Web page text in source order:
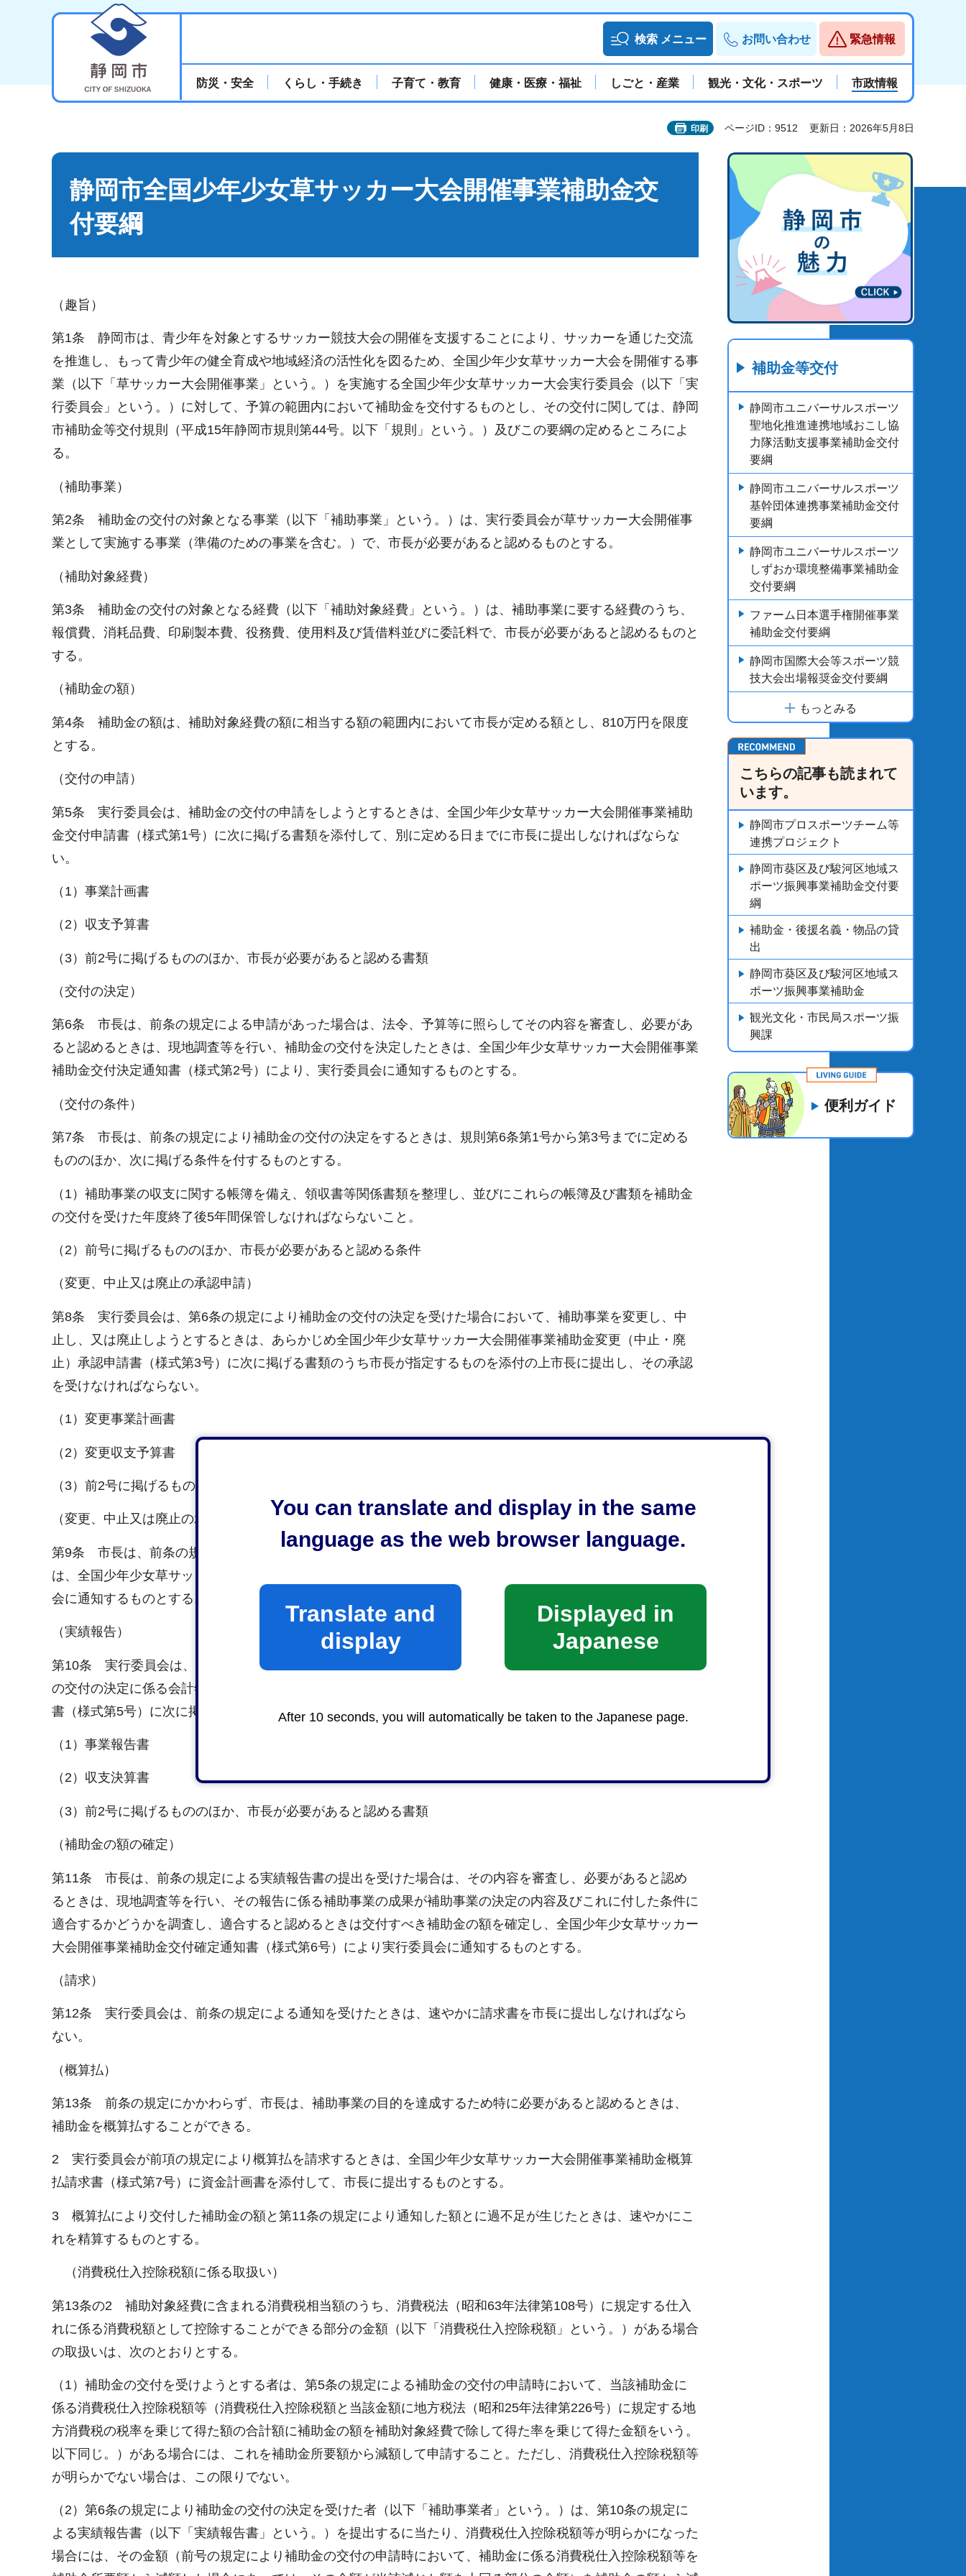
You can translate and display in the same
language as the web browser language.
Translate and
display
Displayed in
Japanese
After 10 seconds, you will automatically be taken to the Japanese page.
検索 メニュー お問い合わせ 緊急情報
防災・安全 くらし・手続き 子育て・教育 健康・医療・福祉 しごと・産業 観光・文化・スポーツ 市政情報
印刷 ページID：9512 更新日：2026年5月8日
静岡市全国少年少女草サッカー大会開催事業補助金交
付要綱
（趣旨）
第1条 静岡市は、青少年を対象とするサッカー競技大会の開催を支援することにより、サッカーを通じた交流
を推進し、もって青少年の健全育成や地域経済の活性化を図るため、全国少年少女草サッカー大会を開催する事
業（以下「草サッカー大会開催事業」という。）を実施する全国少年少女草サッカー大会実行委員会（以下「実
行委員会」という。）に対して、予算の範囲内において補助金を交付するものとし、その交付に関しては、静岡
市補助金等交付規則（平成15年静岡市規則第44号。以下「規則」という。）及びこの要綱の定めるところによ
る。
（補助事業）
第2条 補助金の交付の対象となる事業（以下「補助事業」という。）は、実行委員会が草サッカー大会開催事
業として実施する事業（準備のための事業を含む。）で、市長が必要があると認めるものとする。
（補助対象経費）
第3条 補助金の交付の対象となる経費（以下「補助対象経費」という。）は、補助事業に要する経費のうち、
報償費、消耗品費、印刷製本費、役務費、使用料及び賃借料並びに委託料で、市長が必要があると認めるものと
する。
（補助金の額）
第4条 補助金の額は、補助対象経費の額に相当する額の範囲内において市長が定める額とし、810万円を限度
とする。
（交付の申請）
第5条 実行委員会は、補助金の交付の申請をしようとするときは、全国少年少女草サッカー大会開催事業補助
金交付申請書（様式第1号）に次に掲げる書類を添付して、別に定める日までに市長に提出しなければならな
い。
（1）事業計画書
（2）収支予算書
（3）前2号に掲げるもののほか、市長が必要があると認める書類
（交付の決定）
第6条 市長は、前条の規定による申請があった場合は、法令、予算等に照らしてその内容を審査し、必要があ
ると認めるときは、現地調査等を行い、補助金の交付を決定したときは、全国少年少女草サッカー大会開催事業
補助金交付決定通知書（様式第2号）により、実行委員会に通知するものとする。
（交付の条件）
第7条 市長は、前条の規定により補助金の交付の決定をするときは、規則第6条第1号から第3号までに定める
もののほか、次に掲げる条件を付するものとする。
（1）補助事業の収支に関する帳簿を備え、領収書等関係書類を整理し、並びにこれらの帳簿及び書類を補助金
の交付を受けた年度終了後5年間保管しなければならないこと。
（2）前号に掲げるもののほか、市長が必要があると認める条件
（変更、中止又は廃止の承認申請）
第8条 実行委員会は、第6条の規定により補助金の交付の決定を受けた場合において、補助事業を変更し、中
止し、又は廃止しようとするときは、あらかじめ全国少年少女草サッカー大会開催事業補助金変更（中止・廃
止）承認申請書（様式第3号）に次に掲げる書類のうち市長が指定するものを添付の上市長に提出し、その承認
を受けなければならない。
（1）変更事業計画書
（2）変更収支予算書
（3）前2号に掲げるもののほか、市長が必要があると認める書類
（変更、中止又は廃止の承認）
第9条 市長は、前条の規定による承認の申請があったときは、その内容を審査し、承認すべきと認めたとき
は、全国少年少女草サッカー大会開催事業補助金変更（中止・廃止）承認通知書（様式第4号）により実行委員
会に通知するものとする。
（実績報告）
第10条 実行委員会は、補助事業が完了したとき（補助事業の廃止の承認を得た場合を含む。）、又は補助金
の交付の決定に係る会計年度が終了したときは、速やかに全国少年少女草サッカー大会開催事業補助金実績報告
書（様式第5号）に次に掲げる書類を添付して、市長に提出しなければならない。
（1）事業報告書
（2）収支決算書
（3）前2号に掲げるもののほか、市長が必要があると認める書類
（補助金の額の確定）
第11条 市長は、前条の規定による実績報告書の提出を受けた場合は、その内容を審査し、必要があると認め
るときは、現地調査等を行い、その報告に係る補助事業の成果が補助事業の決定の内容及びこれに付した条件に
適合するかどうかを調査し、適合すると認めるときは交付すべき補助金の額を確定し、全国少年少女草サッカー
大会開催事業補助金交付確定通知書（様式第6号）により実行委員会に通知するものとする。
（請求）
第12条 実行委員会は、前条の規定による通知を受けたときは、速やかに請求書を市長に提出しなければなら
ない。
（概算払）
第13条 前条の規定にかかわらず、市長は、補助事業の目的を達成するため特に必要があると認めるときは、
補助金を概算払することができる。
2 実行委員会が前項の規定により概算払を請求するときは、全国少年少女草サッカー大会開催事業補助金概算
払請求書（様式第7号）に資金計画書を添付して、市長に提出するものとする。
3 概算払により交付した補助金の額と第11条の規定により通知した額とに過不足が生じたときは、速やかにこ
れを精算するものとする。
（消費税仕入控除税額に係る取扱い）
第13条の2 補助対象経費に含まれる消費税相当額のうち、消費税法（昭和63年法律第108号）に規定する仕入
れに係る消費税額として控除することができる部分の金額（以下「消費税仕入控除税額」という。）がある場合
の取扱いは、次のとおりとする。
（1）補助金の交付を受けようとする者は、第5条の規定による補助金の交付の申請時において、当該補助金に
係る消費税仕入控除税額等（消費税仕入控除税額と当該金額に地方税法（昭和25年法律第226号）に規定する地
方消費税の税率を乗じて得た額の合計額に補助金の額を補助対象経費で除して得た率を乗じて得た金額をいう。
以下同じ。）がある場合には、これを補助金所要額から減額して申請すること。ただし、消費税仕入控除税額等
が明らかでない場合は、この限りでない。
（2）第6条の規定により補助金の交付の決定を受けた者（以下「補助事業者」という。）は、第10条の規定に
よる実績報告書（以下「実績報告書」という。）を提出するに当たり、消費税仕入控除税額等が明らかになった
場合には、その金額（前号の規定により補助金の交付の申請時において、補助金に係る消費税仕入控除税額等を
補助金等交付
静岡市ユニバーサルスポーツ
聖地化推進連携地域おこし協
力隊活動支援事業補助金交付
要綱
静岡市ユニバーサルスポーツ
基幹団体連携事業補助金交付
要綱
静岡市ユニバーサルスポーツ
しずおか環境整備事業補助金
交付要綱
ファーム日本選手権開催事業
補助金交付要綱
静岡市国際大会等スポーツ競
技大会出場報奨金交付要綱
もっとみる
こちらの記事も読まれて
います。
静岡市プロスポーツチーム等
連携プロジェクト
静岡市葵区及び駿河区地域ス
ポーツ振興事業補助金交付要
綱
補助金・後援名義・物品の貸
出
静岡市葵区及び駿河区地域ス
ポーツ振興事業補助金
観光文化・市民局スポーツ振
興課
便利ガイド